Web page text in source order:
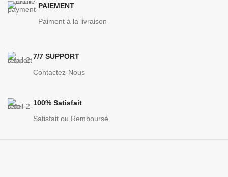
PAIEMENT
Paiment à la livraison
7/7 SUPPORT
Contactez-Nous
100% Satisfait
Satisfait ou Remboursé